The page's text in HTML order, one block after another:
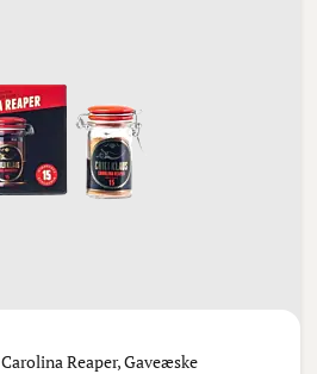
Carolina Reaper, Gaveæske